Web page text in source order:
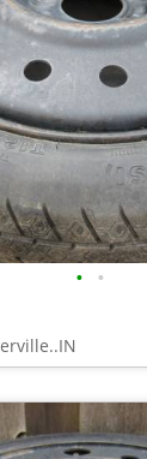
• •